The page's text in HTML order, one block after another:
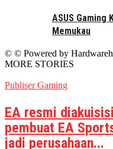
ASUS Gaming
Memukau
© © Powered by
MORE STORIES
Publiser Gaming
EA resmi
pembuat EA
jadi perusahaan...